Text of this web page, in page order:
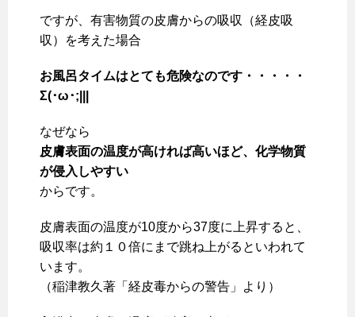
ですが、有害物質の皮膚からの吸収（経皮吸
収）を考えた場合
お風呂タイムはとても危険なのです・・・・・
Σ(･ω･;|||
なぜなら
皮膚表面の温度が高ければ高いほど、化学物質
が侵入しやすい
からです。
皮膚表面の温度が10度から37度に上昇すると、
吸収率は約１０倍にまで跳ね上がるといわれて
います。
（稲津教久著「経皮毒からの警告」より）